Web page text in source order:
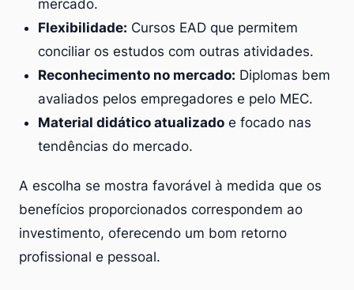
mercado.
Flexibilidade: Cursos EAD que permitem
conciliar os estudos com outras atividades.
Reconhecimento no mercado: Diplomas bem
avaliados pelos empregadores e pelo MEC.
Material didático atualizado e focado nas
tendências do mercado.
A escolha se mostra favorável à medida que os
benefícios proporcionados correspondem ao
investimento, oferecendo um bom retorno
profissional e pessoal.